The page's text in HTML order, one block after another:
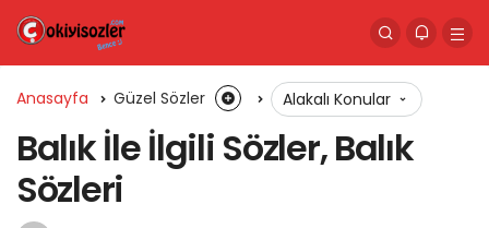
Anasayfa Güzel Sözler Alakalı Konular
Balık İle İlgili Sözler, Balık
Sözleri